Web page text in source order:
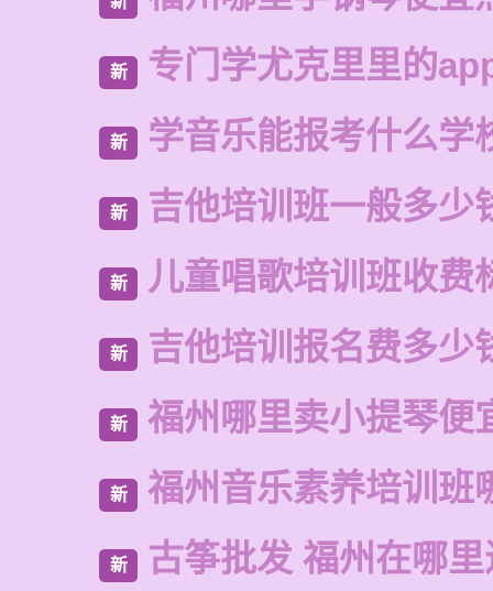
新 专门学尤克里里的
新 学音乐能报考什么学
新 吉他培训班一般多少
新 儿童唱歌培训班收费
新 吉他培训报名费多少
新 福州哪里卖小提琴便
新 福州音乐素养培训班
新 古筝批发 福州在哪